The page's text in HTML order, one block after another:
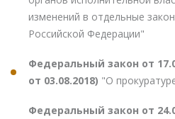
изменений в отдельные
Российской Федерации"
Федеральный закон от
от 03.08.2018) "О
Федеральный закон от